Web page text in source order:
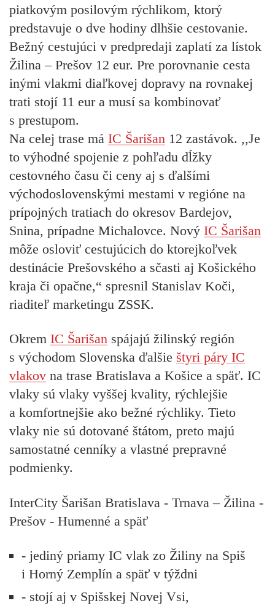
piatkovým posilovým rýchlikom, ktorý
predstavuje o dve hodiny dlhšie cestovanie.
Bežný cestujúci v predpredaji zaplatí za lístok
Žilina – Prešov 12 eur. Pre porovnanie cesta
inými vlakmi diaľkovej dopravy na rovnakej
trati stojí 11 eur a musí sa kombinovať
s prestupom.
Na celej trase má IC Šarišan 12 zastávok. ,,Je
to výhodné spojenie z pohľadu dĺžky
cestovného času či ceny aj s ďalšími
východoslovenskými mestami v regióne na
prípojných tratiach do okresov Bardejov,
Snina, prípadne Michalovce. Nový IC Šarišan
môže osloviť cestujúcich do ktorejkoľvek
destinácie Prešovského a sčasti aj Košického
kraja či opačne,“ spresnil Stanislav Koči,
riaditeľ marketingu ZSSK.
Okrem IC Šarišan spájajú žilinský región
s východom Slovenska ďalšie štyri páry IC
vlakov na trase Bratislava a Košice a späť. IC
vlaky sú vlaky vyššej kvality, rýchlejšie
a komfortnejšie ako bežné rýchliky. Tieto
vlaky nie sú dotované štátom, preto majú
samostatné cenníky a vlastné prepravné
podmienky.
InterCity Šarišan Bratislava - Trnava – Žilina -
Prešov - Humenné a späť
- jediný priamy IC vlak zo Žiliny na Spiš
i Horný Zemplín a späť v týždni
- stojí aj v Spišskej Novej Vsi,